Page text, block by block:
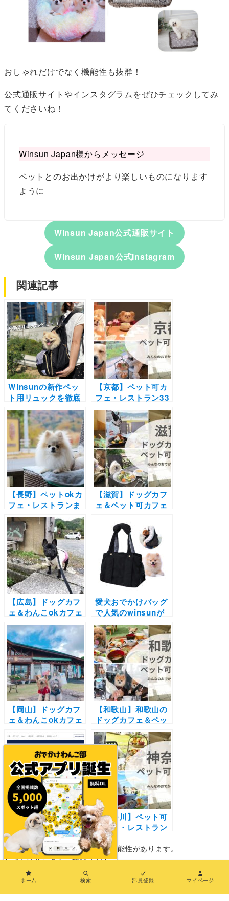
おしゃれだけでなく機能性も抜群！
公式通販サイトやインスタグラムをぜひチェックしてみ
てくださいね！
Winsun Japan様からメッセージ
ペットとのお出かけがより楽しいものになります
ように
Winsun Japan公式通販サイト
Winsun Japan公式Instagram
関連記事
Winsunの新作ペッ
ト用リュックを徹底
レビュー（クーポン
付き） | 大きさや既
存商品との違いは？
可愛すぎるストライ
プ柄で愛犬とのおで
かけが楽しくな
る！！
【京都】ペット可カ
フェ・レストラン33
選！店内OKの和菓
子店やドッグラン付
きのカフェまとめ｜
実際のおでかけレポ
ート付き
【長野】ペットokカ
フェ・レストランま
とめ30選！| 自然豊
かな景色に包まれて
お蕎麦やピザを愛犬
と楽しもう♪
【滋賀】ドッグカフ
ェ＆ペット可カフェ
るカフェやドッグラ
ン付きのカフェなど
実際の愛犬とのおで
かけレポートを紹
介！
【広島】ドッグカフ
ェ＆わんこokカフェ
19選 | 店内同伴でコ
ース料理や手打ちそ
ばにお好み焼きも！
海が見える絶景カフ
ェなど実際のおでか
けレポート写真付き
愛犬おでかけバッグ
で人気のwinsunが
初めてのセール開催
中！オリジナルキャ
リーバッグSalir (サ
リール)をお得にゲッ
トして春のおでかけ
を楽しもう♪【3/20
まで】
【岡山】ドッグカフ
ェ＆わんこokカフェ
め16選 | 倉敷に牛窓
そして蒜山の人気エ
リアの絶景カフェや
牡蠣や海鮮・パンケ
ーキを愛犬と一緒に
♪
【和歌山】和歌山の
ドッグカフェ＆ペッ
ト可カフェ17選 | 絶
景のオーシャンビュ
ーやお寺のレストラ
ンまで実際のおでか
けレポート写真付き
WACCA WORKS様
の特典紹介ページ
【インターペット
2021】
【神奈川】ペット可
カフェ・レストラン
30選 | 愛犬と一緒に
中華街の食べ放題や
アフタヌーンティー
施設の情報は変更になっている可能性があります。
おでかけ前に各自ご確認ください。
ホーム 検索 部員登録 マイページ